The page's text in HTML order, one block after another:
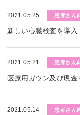
2021.05.25 患者さん
新しい心臓検査を導
2021.05.21 患者さん
医療用ガウン及び現金
2021.05.14 患者さん